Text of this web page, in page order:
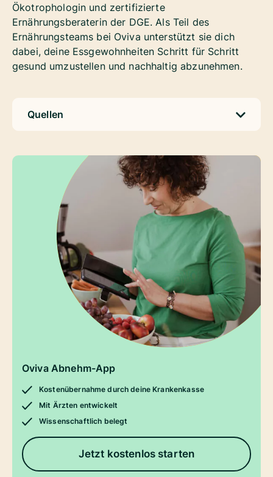
Ökotrophologin und zertifizierte
Ernährungsberaterin der DGE. Als Teil des
Ernährungsteams bei Oviva unterstützt sie dich
dabei, deine Essgewohnheiten Schritt für Schritt
gesund umzustellen und nachhaltig abzunehmen.
Quellen
Oviva Abnehm-App
Kostenübernahme durch deine Krankenkasse
Mit Ärzten entwickelt
Wissenschaftlich belegt
Jetzt kostenlos starten